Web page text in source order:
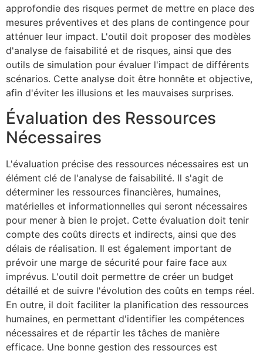
approfondie des risques permet de mettre en place des
mesures préventives et des plans de contingence pour
atténuer leur impact. L'outil doit proposer des modèles
d'analyse de faisabilité et de risques, ainsi que des
outils de simulation pour évaluer l'impact de différents
scénarios. Cette analyse doit être honnête et objective,
afin d'éviter les illusions et les mauvaises surprises.
Évaluation des Ressources
Nécessaires
L'évaluation précise des ressources nécessaires est un
élément clé de l'analyse de faisabilité. Il s'agit de
déterminer les ressources financières, humaines,
matérielles et informationnelles qui seront nécessaires
pour mener à bien le projet. Cette évaluation doit tenir
compte des coûts directs et indirects, ainsi que des
délais de réalisation. Il est également important de
prévoir une marge de sécurité pour faire face aux
imprévus. L'outil doit permettre de créer un budget
détaillé et de suivre l'évolution des coûts en temps réel.
En outre, il doit faciliter la planification des ressources
humaines, en permettant d'identifier les compétences
nécessaires et de répartir les tâches de manière
efficace. Une bonne gestion des ressources est